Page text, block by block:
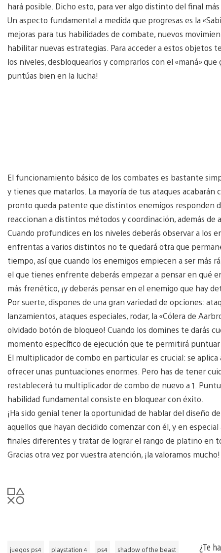
hará posible. Dicho esto, para ver algo distinto del final
Un aspecto fundamental a medida que progresas es la
mejoras para tus habilidades de combate, nuevos
habilitar nuevas estrategias. Para acceder a estos objetos
los niveles, desbloquearlos y comprarlos con el «maná»
puntúas bien en la lucha!
El funcionamiento básico de los combates es bastante
y tienes que matarlos. La mayoría de tus ataques
pronto queda patente que distintos enemigos responden
reaccionan a distintos métodos y coordinación, además de
Cuando profundices en los niveles deberás observar a los
enfrentas a varios distintos no te quedará otra que
tiempo, así que cuando los enemigos empiecen a ser más
el que tienes enfrente deberás empezar a pensar en qué
más frenético, ¡y deberás pensar en el enemigo que hay
Por suerte, dispones de una gran variedad de opciones:
lanzamientos, ataques especiales, rodar, la «Cólera de
olvidado botón de bloqueo! Cuando los domines te darás
momento específico de ejecución que te permitirá puntuar
El multiplicador de combo en particular es crucial: se
ofrecer unas puntuaciones enormes. Pero has de tener
restablecerá tu multiplicador de combo de nuevo a 1.
habilidad fundamental consiste en bloquear con éxito.
¡Ha sido genial tener la oportunidad de hablar del diseño
aquellos que hayan decidido comenzar con él, y en
finales diferentes y tratar de lograr el rango de platino en
Gracias otra vez por vuestra atención, ¡la valoramos mucho!
juegos ps4 playstation 4 ps4 shadow of the beast
¿Te